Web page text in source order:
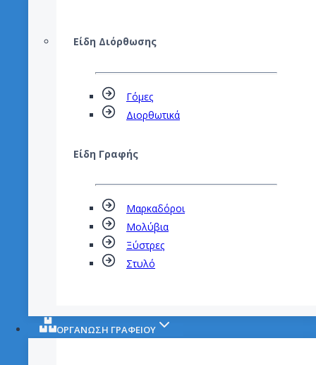
Είδη Διόρθωσης
Γόμες
Διορθωτικά
Είδη Γραφής
Μαρκαδόροι
Μολύβια
Ξύστρες
Στυλό
ΟΡΓΑΝΩΣΗ ΓΡΑΦΕΙΟΥ